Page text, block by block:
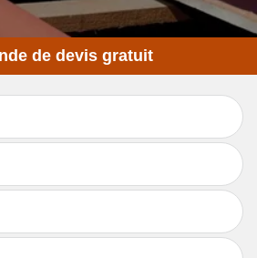
de devis gratuit